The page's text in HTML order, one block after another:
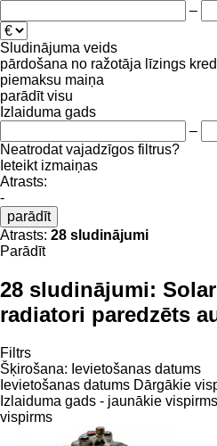
–
Sludinājuma veids
pārdošana no ražotāja līzings
piemaksu maiņa
parādīt visu
Izlaiduma gads
–
Neatrodat vajadzīgos filtrus?
Ieteikt izmaiņas
Atrasts:
-
parādīt
Atrasts: 28 sludinājumi
Parādīt
28 sludinājumi:
radiatori paredzēts
Filtrs
Šķirošana: Ievietošanas datums
Ievietošanas datums Dārgākie
Izlaiduma gads - jaunākie vispirms
vispirms